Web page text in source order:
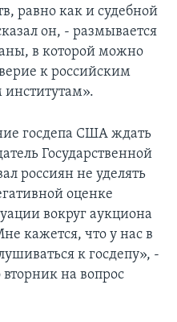
равно как и судебной
он, - размывается
в которой можно
к российским
госдепа США ждать
Государственной
россиян не уделять
оценке
вокруг аукциона
кажется, что у нас в
к госдепу», -
вторник на вопрос